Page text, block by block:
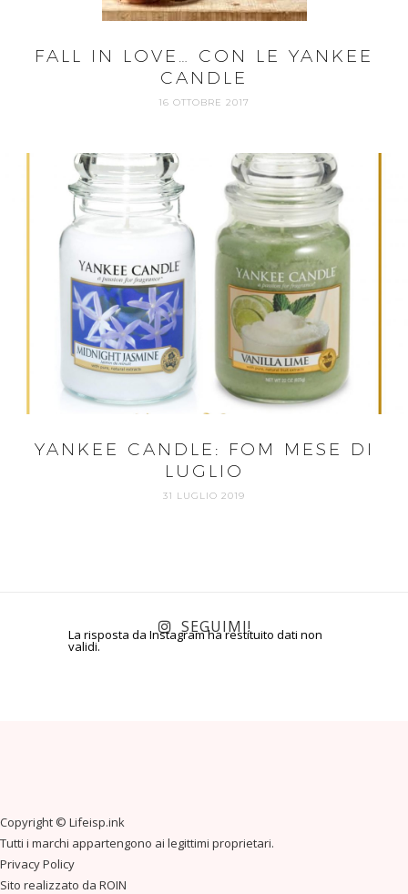
FALL IN LOVE… CON LE YANKEE
CANDLE
16 OTTOBRE 2017
YANKEE CANDLE: FOM MESE DI
LUGLIO
31 LUGLIO 2019
La risposta da Instagram ha restituito dati non
validi.
SEGUIMI!
Copyright © Lifeisp.ink
Tutti i marchi appartengono ai legittimi proprietari.
Privacy Policy
Sito realizzato da ROIN